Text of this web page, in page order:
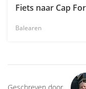
Fiets naar Cap
Balearen